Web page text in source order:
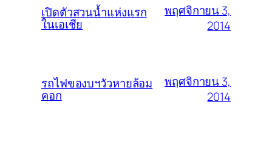
เปิดตัวสวนน้ำแห่งแรก
ในเอเชีย
พฤศจิกายน 3,
2014
รถไฟของบฯวัวหายล้อม
คอก
พฤศจิกายน 3,
2014